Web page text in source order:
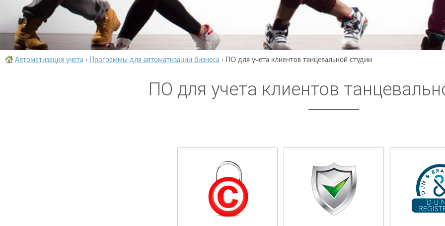
Автоматизация учета › Программы для автоматизации бизнеса › ПО для учета клиентов танцевальной студии
ПО для учета клиентов